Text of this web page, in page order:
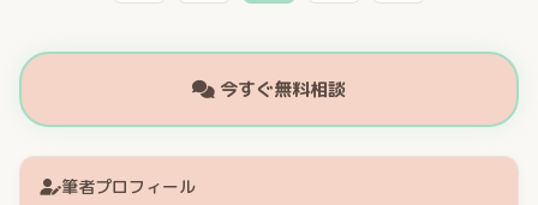
今すぐ無料相談
筆者プロフィール